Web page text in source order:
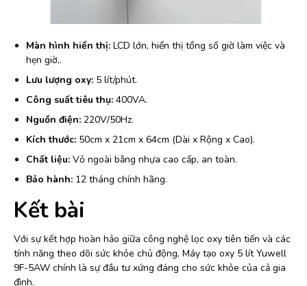
Màn hình hiển thị: LCD lớn, hiển thị tổng số giờ làm việc và
hẹn giờ,.
Lưu lượng oxy: 5 lít/phút.
Công suất tiêu thụ: 400VA.
Nguồn điện: 220V/50Hz.
Kích thước: 50cm x 21cm x 64cm (Dài x Rộng x Cao).
Chất liệu: Vỏ ngoài bằng nhựa cao cấp, an toàn.
Bảo hành: 12 tháng chính hãng.
Kết bài
Với sự kết hợp hoàn hảo giữa công nghệ lọc oxy tiên tiến và các
tính năng theo dõi sức khỏe chủ động, Máy tạo oxy 5 lít Yuwell
9F-5AW chính là sự đầu tư xứng đáng cho sức khỏe của cả gia
đình.